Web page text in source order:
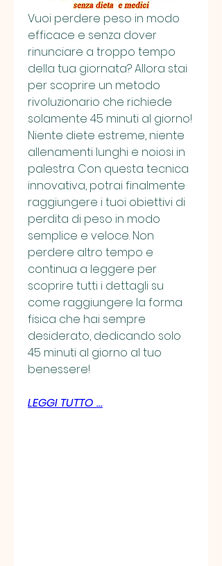
Vuoi perdere peso in modo
efficace e senza dover
rinunciare a troppo tempo
della tua giornata? Allora stai
per scoprire un metodo
rivoluzionario che richiede
solamente 45 minuti al giorno!
Niente diete estreme, niente
allenamenti lunghi e noiosi in
palestra. Con questa tecnica
innovativa, potrai finalmente
raggiungere i tuoi obiettivi di
perdita di peso in modo
semplice e veloce. Non
perdere altro tempo e
continua a leggere per
scoprire tutti i dettagli su
come raggiungere la forma
fisica che hai sempre
desiderato, dedicando solo
45 minuti al giorno al tuo
benessere!
LEGGI TUTTO ...